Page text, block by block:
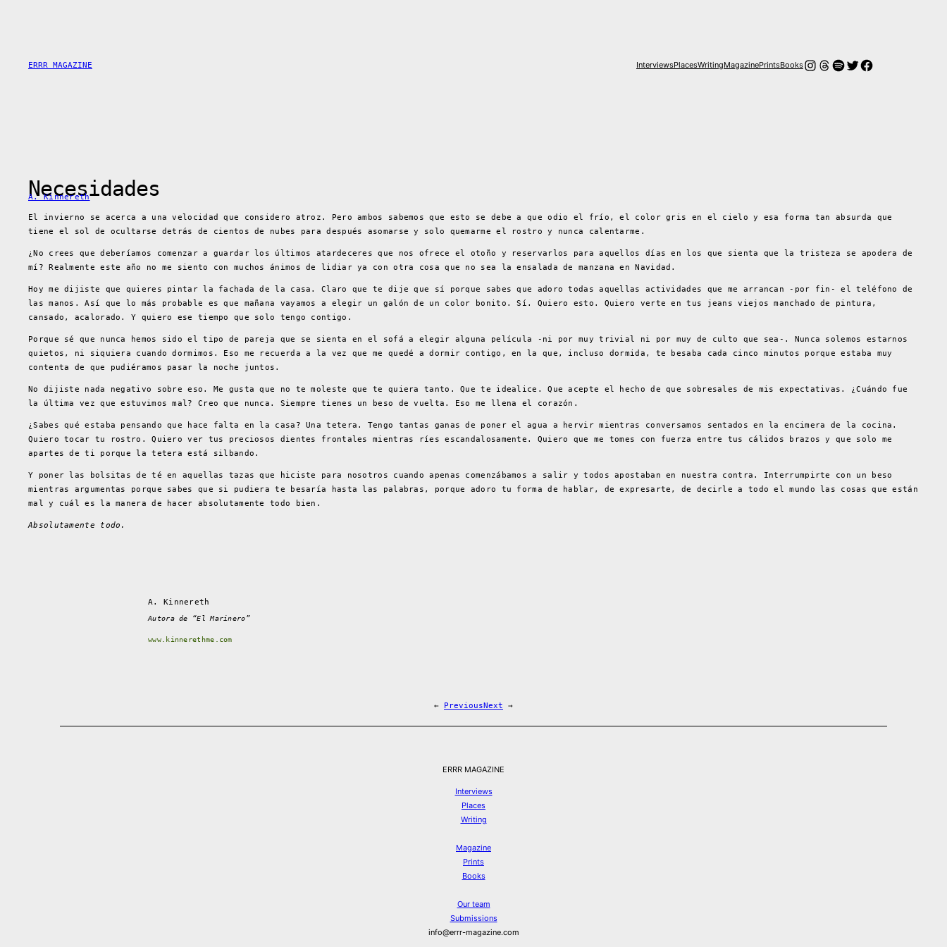
ERRR MAGAZINE InterviewsPlacesWritingMagazinePrintsBooksInstagram
Threads
Spotify
Twitter
Facebook
Necesidades
A. Kinnereth
El invierno se acerca a una velocidad que considero atroz. Pero ambos sabemos que esto se debe a que odio el frío, el color gris en el cielo y esa forma tan absurda que
tiene el sol de ocultarse detrás de cientos de nubes para después asomarse y solo quemarme el rostro y nunca calentarme.
¿No crees que deberíamos comenzar a guardar los últimos atardeceres que nos ofrece el otoño y reservarlos para aquellos días en los que sienta que la tristeza se apodera de
mí? Realmente este año no me siento con muchos ánimos de lidiar ya con otra cosa que no sea la ensalada de manzana en Navidad.
Hoy me dijiste que quieres pintar la fachada de la casa. Claro que te dije que sí porque sabes que adoro todas aquellas actividades que me arrancan -por fin- el teléfono de
las manos. Así que lo más probable es que mañana vayamos a elegir un galón de un color bonito. Sí. Quiero esto. Quiero verte en tus jeans viejos manchado de pintura,
cansado, acalorado. Y quiero ese tiempo que solo tengo contigo.
Porque sé que nunca hemos sido el tipo de pareja que se sienta en el sofá a elegir alguna película -ni por muy trivial ni por muy de culto que sea-. Nunca solemos estarnos
quietos, ni siquiera cuando dormimos. Eso me recuerda a la vez que me quedé a dormir contigo, en la que, incluso dormida, te besaba cada cinco minutos porque estaba muy
contenta de que pudiéramos pasar la noche juntos.
No dijiste nada negativo sobre eso. Me gusta que no te moleste que te quiera tanto. Que te idealice. Que acepte el hecho de que sobresales de mis expectativas. ¿Cuándo fue
la última vez que estuvimos mal? Creo que nunca. Siempre tienes un beso de vuelta. Eso me llena el corazón.
¿Sabes qué estaba pensando que hace falta en la casa? Una tetera. Tengo tantas ganas de poner el agua a hervir mientras conversamos sentados en la encimera de la cocina.
Quiero tocar tu rostro. Quiero ver tus preciosos dientes frontales mientras ríes escandalosamente. Quiero que me tomes con fuerza entre tus cálidos brazos y que solo me
apartes de ti porque la tetera está silbando.
Y poner las bolsitas de té en aquellas tazas que hiciste para nosotros cuando apenas comenzábamos a salir y todos apostaban en nuestra contra. Interrumpirte con un beso
mientras argumentas porque sabes que si pudiera te besaría hasta las palabras, porque adoro tu forma de hablar, de expresarte, de decirle a todo el mundo las cosas que están
mal y cuál es la manera de hacer absolutamente todo bien.
Absolutamente todo.
A. Kinnereth
Autora de “El Marinero”
www.kinnerethme.com
← PreviousNext →
ERRR MAGAZINE
Interviews
Places
Writing
Magazine
Prints
Books
Our team
Submissions
info@errr-magazine.com